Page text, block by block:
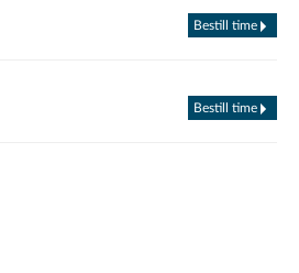
Bestill time
Bestill time